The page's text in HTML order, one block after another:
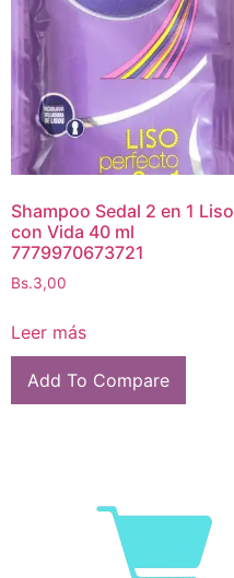
Shampoo Sedal 2 en 1 Liso
con Vida 40 ml
7779970673721
Bs.3,00
Leer más
Add To Compare